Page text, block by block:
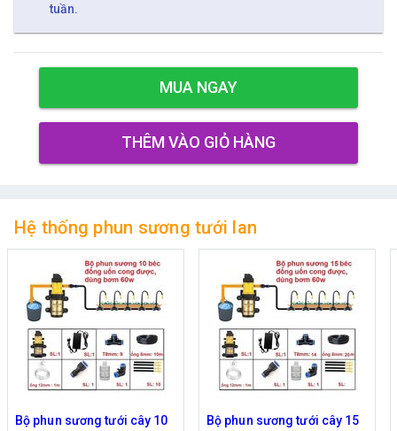
tuần.
MUA NGAY
THÊM VÀO GIỎ HÀNG
Hệ thống phun sương tưới lan
Bộ phun sương tưới cây 10
Bộ phun sương tưới cây 15